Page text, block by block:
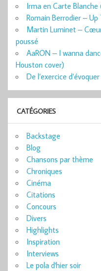
Irma en Carte Blanche
Romain Berrodier – Up
Martin Luminet –
poussé
AaRON – I wanna
Houston cover)
De l’exercice
CATÉGORIES
Backstage
Blog
Chansons par thème
Chroniques
Cinéma
Citations
Concours
Divers
Highlights
Inspiration
Interviews
Le pola d'hier soir